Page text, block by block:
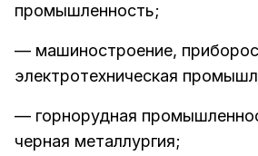
промышленность;
— машиностроение,
электротехническая
— горнорудная
черная металлургия;